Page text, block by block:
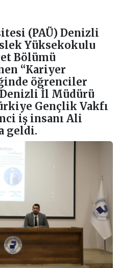
(PAÜ) Denizli
Yüksekokulu
Bölümü
“Kariyer
öğrenciler
İl Müdürü
Gençlik Vakfı
iş insanı Ali
geldi.